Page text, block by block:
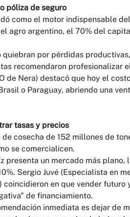
póliza de seguro
como el motor indispensable
agro argentino, el 70% del
quiebran por pérdidas
recomendaron profesionalizar
de Nera) destacó que hoy el
o Paraguay, abriendo una
tasas y precios
de cosecha de 152 millones de
se comercialicen.
presenta un mercado más
Sergio Juvé (Especialista en
en que vender futuro
de financiamiento.
inmediata es dejar de